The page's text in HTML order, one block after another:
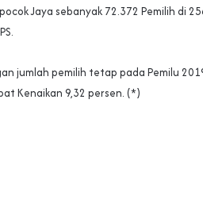
Jaya sebanyak 72.372 Pemilih di
jumlah pemilih tetap pada Pemilu
Kenaikan 9,32 persen. (*)